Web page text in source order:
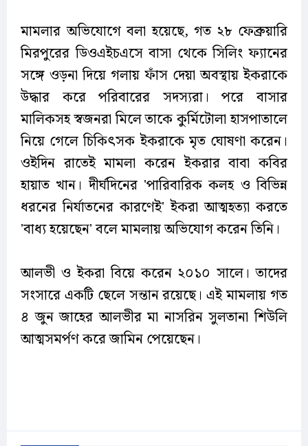
মামলার অভিযোগে বলা হয়েছে, গত ২৮ ফেব্রুয়ারি
মিরপুরের ডিওএইচএসে বাসা থেকে সিলিং ফ্যানের
সঙ্গে ওড়না দিয়ে গলায় ফাঁস দেয়া অবস্থায় ইকরাকে
উদ্ধার করে পরিবারের সদস্যরা। পরে বাসার
মালিকসহ স্বজনরা মিলে তাকে কুর্মিটোলা হাসপাতালে
নিয়ে গেলে চিকিৎসক ইকরাকে মৃত ঘোষণা করেন।
ওইদিন রাতেই মামলা করেন ইকরার বাবা কবির
হায়াত খান। দীর্ঘদিনের 'পারিবারিক কলহ ও বিভিন্ন
ধরনের নির্যাতনের কারণেই' ইকরা আত্মহত্যা করতে
'বাধ্য হয়েছেন' বলে মামলায় অভিযোগ করেন তিনি।
আলভী ও ইকরা বিয়ে করেন ২০১০ সালে। তাদের
সংসারে একটি ছেলে সন্তান রয়েছে। এই মামলায় গত
৪ জুন জাহের আলভীর মা নাসরিন সুলতানা শিউলি
আত্মসমর্পণ করে জামিন পেয়েছেন।